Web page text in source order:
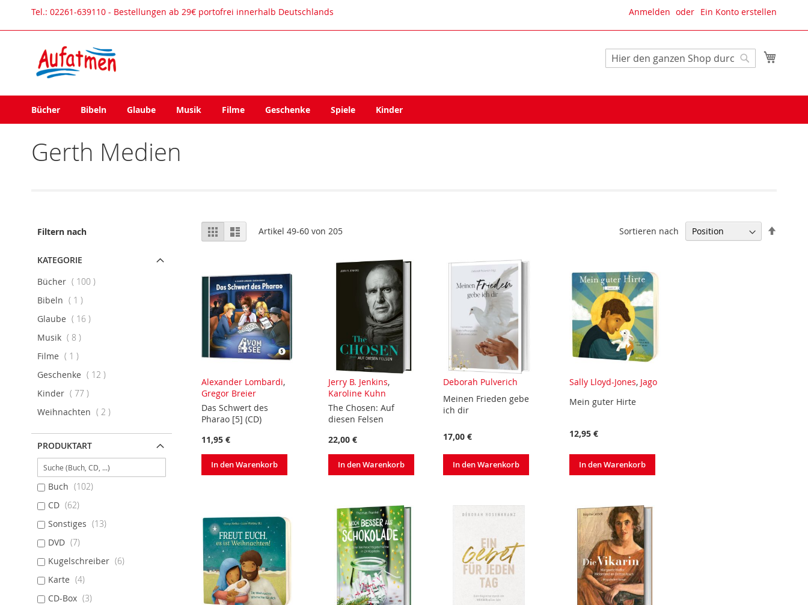
Direkt
Anmelden Ein Konto erstellen
Tel.: 02261-639110 - Bestellungen ab 29€ portofrei innerhalb Deutschlands
Suche
Bücher Bibeln Glaube Musik Filme Geschenke Spiele Kinder
Gerth Medien
Ansicht
als
RasterListe Artikel49-60 von205 Sortieren nach
Alexander Lombardi,
Gregor Breier
Das Schwert des
Pharao [5] (CD)
11,95 €
In den Warenkorb
Jerry B. Jenkins,
Karoline Kuhn
The Chosen: Auf
diesen Felsen
22,00 €
In den Warenkorb
Deborah Pulverich
Meinen Frieden gebe
ich dir
17,00 €
In den Warenkorb
Sally Lloyd-Jones, Jago
Mein guter Hirte
12,95 €
In den Warenkorb
Filtern nach
KATEGORIE
Bücher
100 Artikel
Bibeln
1 Artikel
Glaube
16 Artikel
Musik
8 Artikel
Filme
1 Artikel
Geschenke
12 Artikel
Kinder
77 Artikel
Weihnachten
2 Artikel
PRODUKTART
Buch
102
CD
62
Sonstiges
13
DVD
7
Kugelschreiber
6
Karte
4
CD-Box
3